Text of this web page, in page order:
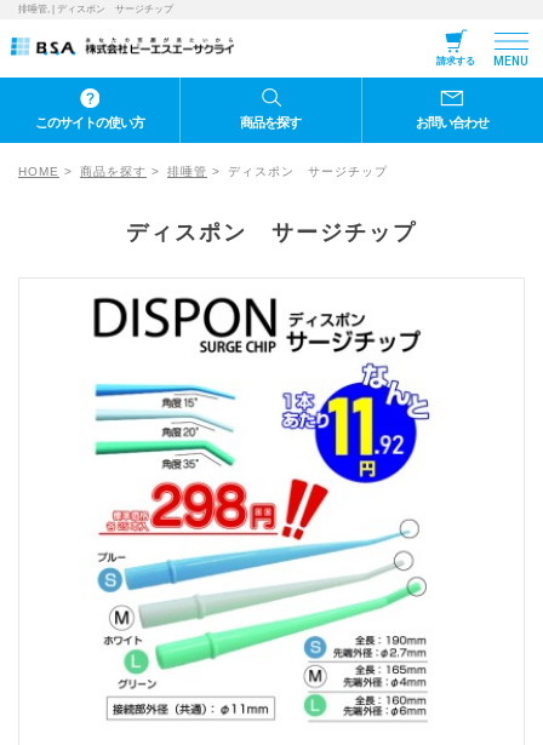
排唾管, | ディスポン サージチップ
請求する MENU
このサイトの使い方 商品を探す お問い合わせ
HOME 商品を探す 排唾管 ディスポン サージチップ
ディスポン サージチップ